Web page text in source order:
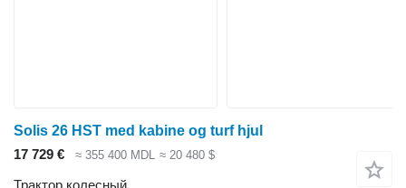
Solis 26 HST med kabine og turf hjul
17 729 €
≈ 355 400 MDL ≈ 20 480 $